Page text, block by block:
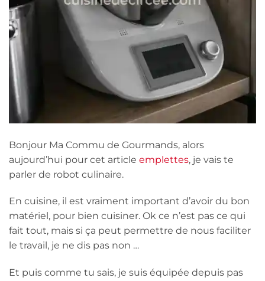
Bonjour Ma Commu de Gourmands, alors
aujourd’hui pour cet article emplettes, je vais te
parler de robot culinaire.
En cuisine, il est vraiment important d’avoir du bon
matériel, pour bien cuisiner. Ok ce n’est pas ce qui
fait tout, mais si ça peut permettre de nous faciliter
le travail, je ne dis pas non …
Et puis comme tu sais, je suis équipée depuis pas